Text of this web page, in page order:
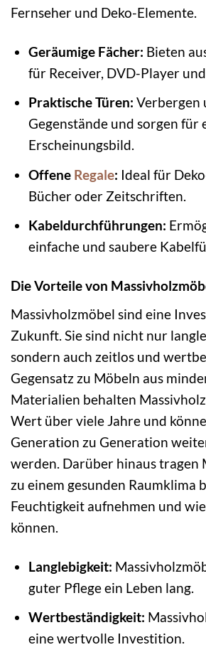
Fernseher und Deko-Elemente.
Geräumige Fächer: Bieten
für Receiver, DVD-Player
Praktische Türen: Verbergen
Gegenstände und sorgen für
Erscheinungsbild.
Offene Regale: Ideal für
Bücher oder Zeitschriften.
Kabeldurchführungen:
einfache und saubere
Die Vorteile von
Massivholzmöbel sind eine
Zukunft. Sie sind nicht nur
sondern auch zeitlos und
Gegensatz zu Möbeln aus
Materialien behalten
Wert über viele Jahre und
Generation zu Generation
werden. Darüber hinaus tragen
zu einem gesunden Raumklima
Feuchtigkeit aufnehmen und
können.
Langlebigkeit:
guter Pflege ein Leben lang.
Wertbeständigkeit:
eine wertvolle Investition.